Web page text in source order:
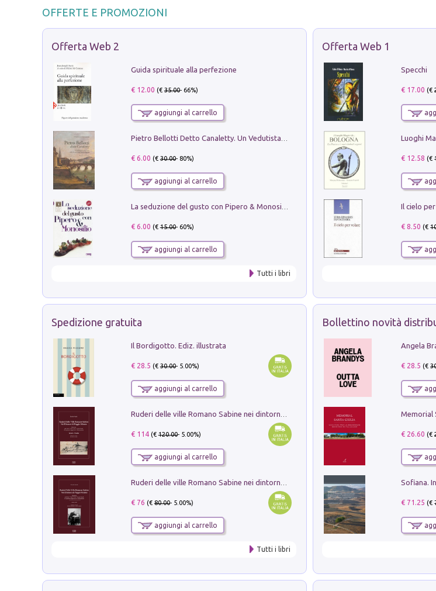
OFFERTE E PROMOZIONI
Offerta Web 2
Guida spirituale alla perfezione
€ 12.00 (€35.00- 66%)
aggiungi al carrello
€ 6.00 (€30.00- 80%)
aggiungi al carrello
€ 6.00 (€15.00- 60%)
aggiungi al carrello
Tutti i libri
Offerta Web 1
Specchi
€ 17.00 (€
€ 12.58 (€
Il cielo
€ 8.50 (€
Spedizione gratuita
Il Bordigotto. Ediz. illustrata
€ 28.5 (€30.00- 5.00%)
aggiungi al carrello
€ 114(€120.00- 5.00%)
aggiungi al carrello
€ 76 (€80.00- 5.00%)
aggiungi al carrello
Tutti i libri
Bollettino novità
Angela
€ 28.5 (€
€ 26.60 (€
€ 71.25 (€